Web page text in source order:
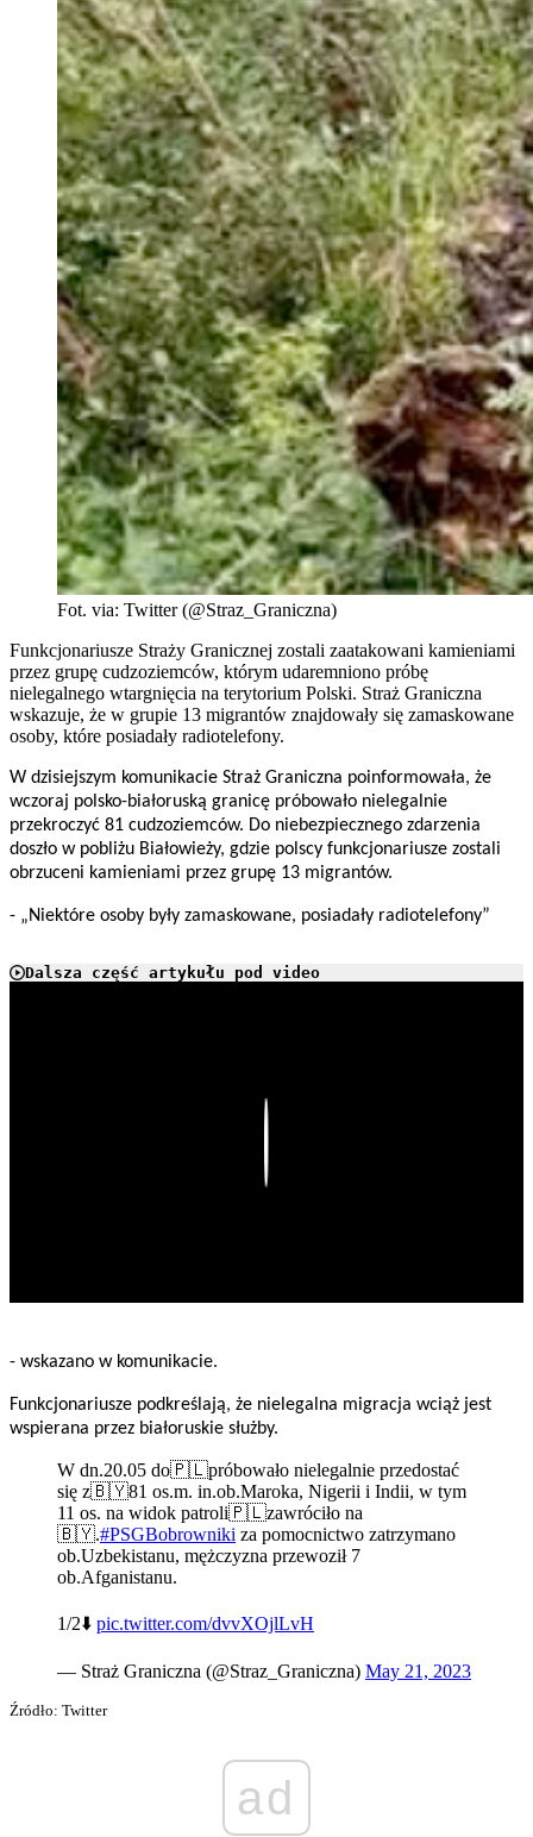
Fot. via: Twitter (@Straz_Graniczna)
Funkcjonariusze Straży Granicznej zostali zaatakowani kamieniami
przez grupę cudzoziemców, którym udaremniono próbę
nielegalnego wtargnięcia na terytorium Polski. Straż Graniczna
wskazuje, że w grupie 13 migrantów znajdowały się zamaskowane
osoby, które posiadały radiotelefony.
W dzisiejszym komunikacie Straż Graniczna poinformowała, że
wczoraj polsko-białoruską granicę próbowało nielegalnie
przekroczyć 81 cudzoziemców. Do niebezpiecznego zdarzenia
doszło w pobliżu Białowieży, gdzie polscy funkcjonariusze zostali
obrzuceni kamieniami przez grupę 13 migrantów.
- „Niektóre osoby były zamaskowane, posiadały radiotelefony”
Dalsza część artykułu pod video
- wskazano w komunikacie.
Funkcjonariusze podkreślają, że nielegalna migracja wciąż jest
wspierana przez białoruskie służby.
W dn.20.05 do🇵🇱próbowało nielegalnie przedostać
się z🇧🇾81 os.m. in.ob.Maroka, Nigerii i Indii, w tym
11 os. na widok patroli🇵🇱zawróciło na
🇧🇾.#PSGBobrowniki za pomocnictwo zatrzymano
ob.Uzbekistanu, mężczyzna przewoził 7
ob.Afganistanu.
1/2⬇️ pic.twitter.com/dvvXOjlLvH
— Straż Graniczna (@Straz_Graniczna) May 21, 2023
Źródło: Twitter
ad